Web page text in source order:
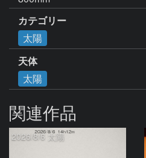
カテゴリー
太陽
天体
太陽
関連作品
2026/8/6 太陽